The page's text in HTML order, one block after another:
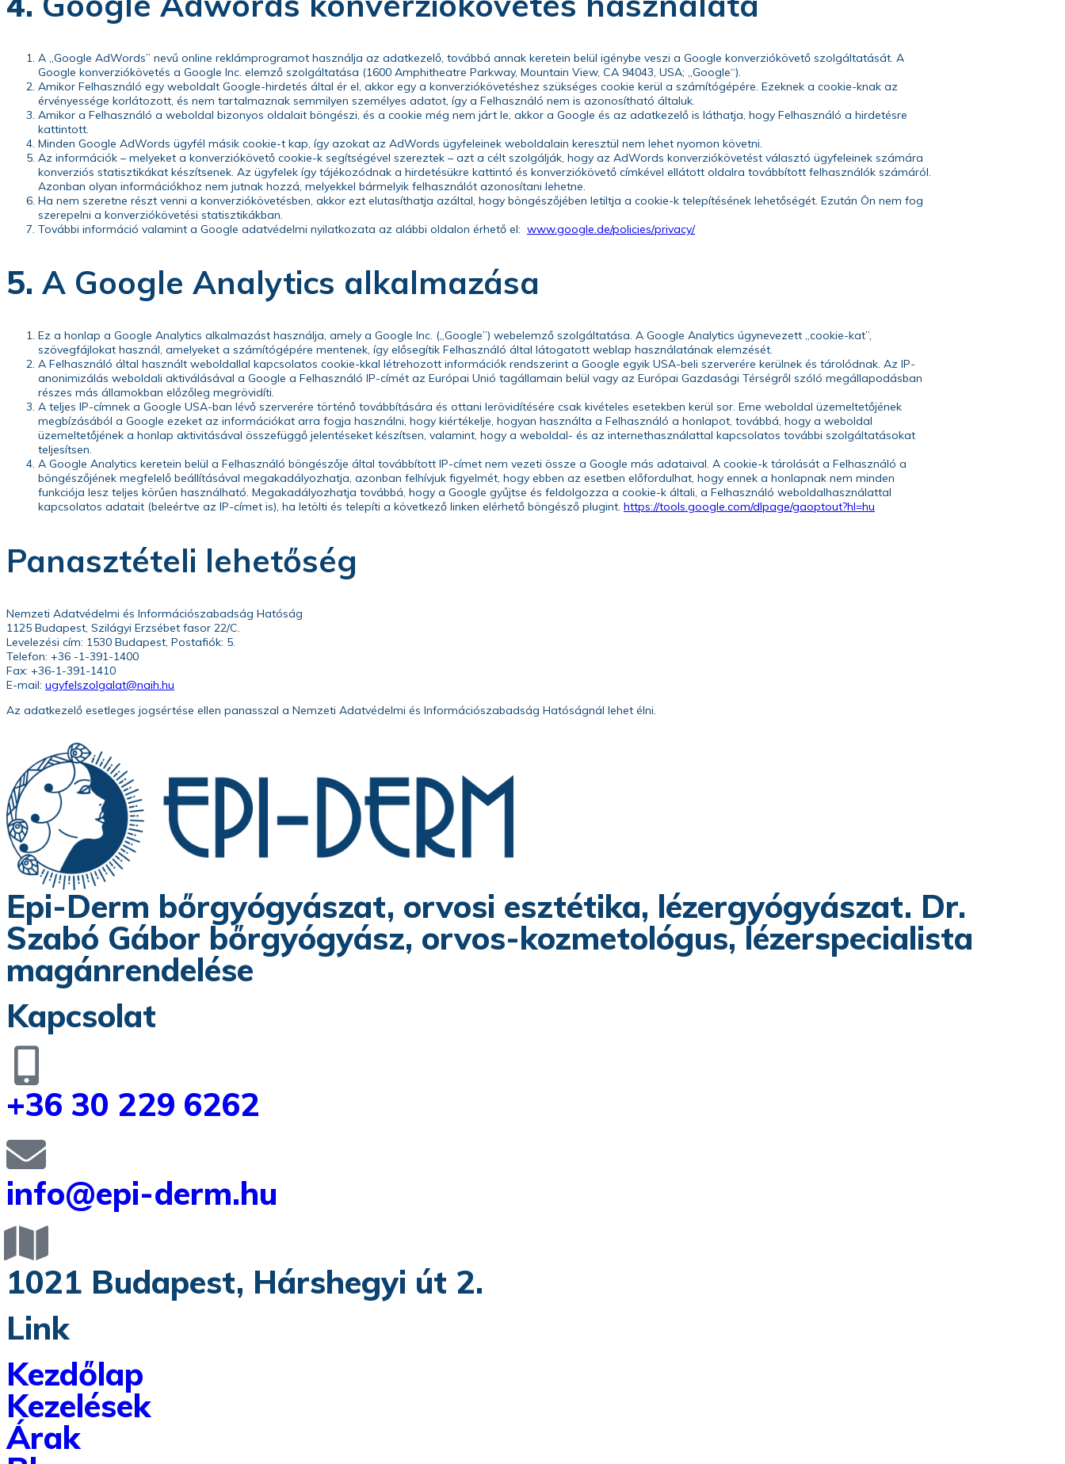
A „Google AdWords” nevű online reklámprogramot használja az adatkezelő, továbbá annak keretein belül igénybe veszi a Google konverziókövető szolgáltatását. A
Google konverziókövetés a Google Inc. elemző szolgáltatása (1600 Amphitheatre Parkway, Mountain View, CA 94043, USA; „Google“).
Amikor Felhasználó egy weboldalt Google-hirdetés által ér el, akkor egy a konverziókövetéshez szükséges cookie kerül a számítógépére. Ezeknek a cookie-knak az
érvényessége korlátozott, és nem tartalmaznak semmilyen személyes adatot, így a Felhasználó nem is azonosítható általuk.
Amikor a Felhasználó a weboldal bizonyos oldalait böngészi, és a cookie még nem járt le, akkor a Google és az adatkezelő is láthatja, hogy Felhasználó a hirdetésre
kattintott.
Minden Google AdWords ügyfél másik cookie-t kap, így azokat az AdWords ügyfeleinek weboldalain keresztül nem lehet nyomon követni.
Az információk – melyeket a konverziókövető cookie-k segítségével szereztek – azt a célt szolgálják, hogy az AdWords konverziókövetést választó ügyfeleinek számára
konverziós statisztikákat készítsenek. Az ügyfelek így tájékozódnak a hirdetésükre kattintó és konverziókövető címkével ellátott oldalra továbbított felhasználók számáról.
Azonban olyan információkhoz nem jutnak hozzá, melyekkel bármelyik felhasználót azonosítani lehetne.
Ha nem szeretne részt venni a konverziókövetésben, akkor ezt elutasíthatja azáltal, hogy böngészőjében letiltja a cookie-k telepítésének lehetőségét. Ezután Ön nem fog
szerepelni a konverziókövetési statisztikákban.
További információ valamint a Google adatvédelmi nyilatkozata az alábbi oldalon érhető el: www.google.de/policies/privacy/
5. A Google Analytics alkalmazása
Ez a honlap a Google Analytics alkalmazást használja, amely a Google Inc. („Google”) webelemző szolgáltatása. A Google Analytics úgynevezett „cookie-kat”,
szövegfájlokat használ, amelyeket a számítógépére mentenek, így elősegítik Felhasználó által látogatott weblap használatának elemzését.
A Felhasználó által használt weboldallal kapcsolatos cookie-kkal létrehozott információk rendszerint a Google egyik USA-beli szerverére kerülnek és tárolódnak. Az IP-
anonimizálás weboldali aktiválásával a Google a Felhasználó IP-címét az Európai Unió tagállamain belül vagy az Európai Gazdasági Térségről szóló megállapodásban
részes más államokban előzőleg megrövidíti.
A teljes IP-címnek a Google USA-ban lévő szerverére történő továbbítására és ottani lerövidítésére csak kivételes esetekben kerül sor. Eme weboldal üzemeltetőjének
megbízásából a Google ezeket az információkat arra fogja használni, hogy kiértékelje, hogyan használta a Felhasználó a honlapot, továbbá, hogy a weboldal
üzemeltetőjének a honlap aktivitásával összefüggő jelentéseket készítsen, valamint, hogy a weboldal- és az internethasználattal kapcsolatos további szolgáltatásokat
teljesítsen.
A Google Analytics keretein belül a Felhasználó böngészője által továbbított IP-címet nem vezeti össze a Google más adataival. A cookie-k tárolását a Felhasználó a
böngészőjének megfelelő beállításával megakadályozhatja, azonban felhívjuk figyelmét, hogy ebben az esetben előfordulhat, hogy ennek a honlapnak nem minden
funkciója lesz teljes körűen használható. Megakadályozhatja továbbá, hogy a Google gyűjtse és feldolgozza a cookie-k általi, a Felhasználó weboldalhasználattal
kapcsolatos adatait (beleértve az IP-címet is), ha letölti és telepíti a következő linken elérhető böngésző plugint. https://tools.google.com/dlpage/gaoptout?hl=hu
Panasztételi lehetőség
Nemzeti Adatvédelmi és Információszabadság Hatóság
1125 Budapest, Szilágyi Erzsébet fasor 22/C.
Levelezési cím: 1530 Budapest, Postafiók: 5.
Telefon: +36 -1-391-1400
Fax: +36-1-391-1410
E-mail: ugyfelszolgalat@naih.hu
Az adatkezelő esetleges jogsértése ellen panasszal a Nemzeti Adatvédelmi és Információszabadság Hatóságnál lehet élni.
Epi-Derm bőrgyógyászat, orvosi esztétika, lézergyógyászat. Dr.
Szabó Gábor bőrgyógyász, orvos-kozmetológus, lézerspecialista
magánrendelése
Kapcsolat
+36 30 229 6262
info@epi-derm.hu
1021 Budapest, Hárshegyi út 2.
Link
Kezdőlap
Kezelések
Árak